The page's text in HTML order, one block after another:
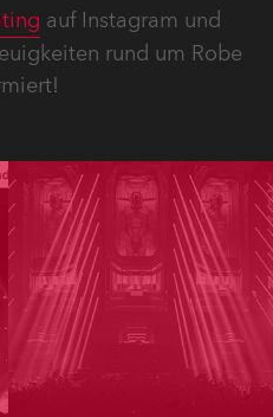
auf Instagram und
rund um Robe